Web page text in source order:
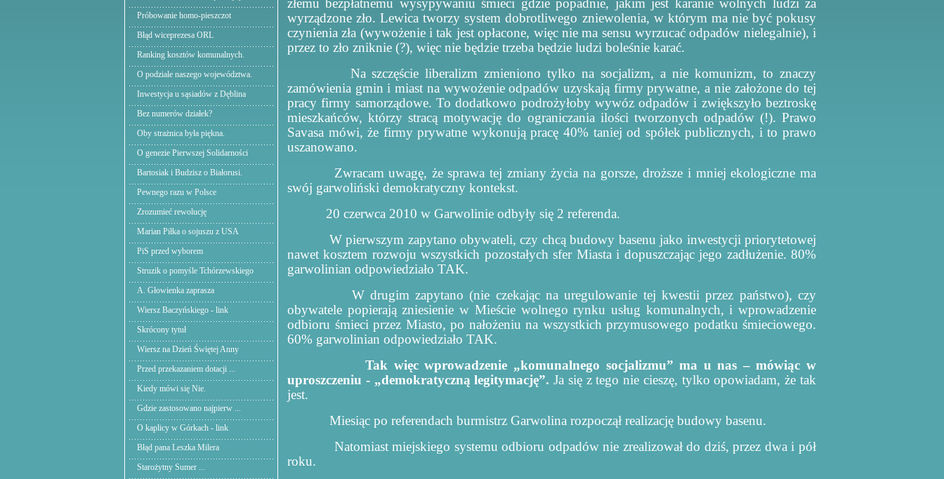
Próbowanie homo-pieszczot
Błąd wiceprezesa ORL
Ranking kosztów komunalnych.
O podziale naszego województwa.
Inwestycja u sąsiadów z Dęblina
Bez numerów działek?
Oby strażnica była piękna.
O genezie Pierwszej Solidarności
Bartosiak i Budzisz o Białorusi.
Pewnego razu w Polsce
Zrozumieć rewolucję
Marian Piłka o sojuszu z USA
PiS przed wyborem
Struzik o pomyśle Tchórzewskiego
A. Głowienka zaprasza
Wiersz Baczyńskiego - link
Skrócony tytuł
Wiersz na Dzień Świętej Anny
Przed przekazaniem dotacji ...
Kiedy mówi się Nie.
Gdzie zastosowano najpierw ...
O kaplicy w Górkach - link
Błąd pana Leszka Milera
Starożytny Sumer ...
złemu bezpłatnemu wysypywaniu śmieci gdzie popadnie, jakim jest karanie wolnych ludzi za
wyrządzone zło. Lewica tworzy system dobrotliwego zniewolenia, w którym ma nie być pokusy
czynienia zła (wywożenie i tak jest opłacone, więc nie ma sensu wyrzucać odpadów nielegalnie), i
przez to zło zniknie (?), więc nie będzie trzeba będzie ludzi boleśnie karać.
Na szczęście liberalizm zmieniono tylko na socjalizm, a nie komunizm, to znaczy
zamówienia gmin i miast na wywożenie odpadów uzyskają firmy prywatne, a nie założone do tej
pracy firmy samorządowe. To dodatkowo podrożyłoby wywóz odpadów i zwiększyło beztroskę
mieszkańców, którzy stracą motywację do ograniczania ilości tworzonych odpadów (!). Prawo
Savasa mówi, że firmy prywatne wykonują pracę 40% taniej od spółek publicznych, i to prawo
uszanowano.
Zwracam uwagę, że sprawa tej zmiany życia na gorsze, droższe i mniej ekologiczne ma
swój garwoliński demokratyczny kontekst.
20 czerwca 2010 w Garwolinie odbyły się 2 referenda.
W pierwszym zapytano obywateli, czy chcą budowy basenu jako inwestycji priorytetowej
nawet kosztem rozwoju wszystkich pozostałych sfer Miasta i dopuszczając jego zadłużenie. 80%
garwolinian odpowiedziało TAK.
W drugim zapytano (nie czekając na uregulowanie tej kwestii przez państwo), czy
obywatele popierają zniesienie w Mieście wolnego rynku usług komunalnych, i wprowadzenie
odbioru śmieci przez Miasto, po nałożeniu na wszystkich przymusowego podatku śmieciowego.
60% garwolinian odpowiedziało TAK.
Tak więc wprowadzenie „komunalnego socjalizmu” ma u nas – mówiąc w
uproszczeniu - „demokratyczną legitymację”.Ja się z tego nie cieszę, tylko opowiadam, że tak
jest.
Miesiąc po referendach burmistrz Garwolina rozpoczął realizację budowy basenu.
Natomiast miejskiego systemu odbioru odpadów nie zrealizował do dziś, przez dwa i pół
roku.